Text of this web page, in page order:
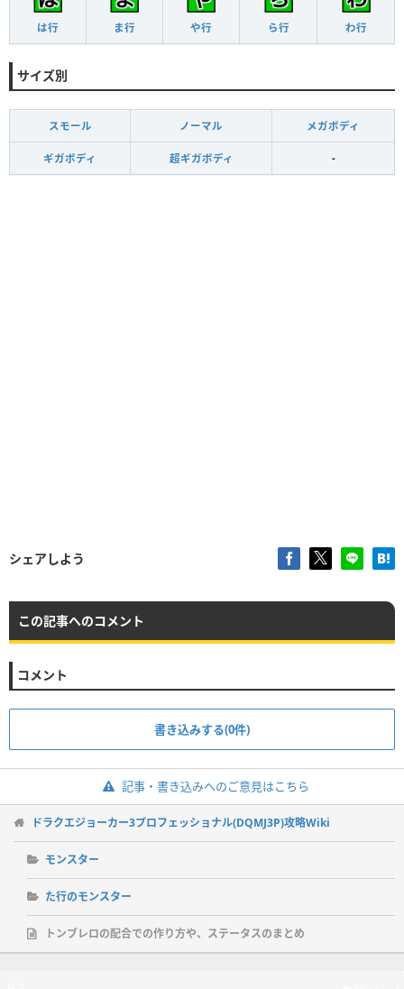
は行 ま行 や行 ら行 わ行
サイズ別
スモール ノーマル メガボディ
ギガボディ 超ギガボディ -
シェアしよう
この記事へのコメント
コメント
書き込みする(0件)
記事・書き込みへのご意見はこちら
ドラクエジョーカー3プロフェッショナル(DQMJ3P)攻略Wiki
モンスター
た行のモンスター
トンブレロの配合での作り方や、ステータスのまとめ